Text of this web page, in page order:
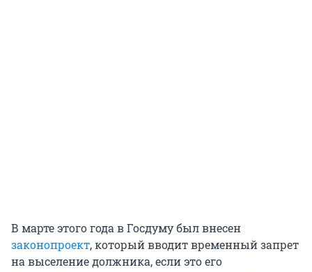
В марте этого года в Госдуму был внесен
законопроект, который вводит временный запрет
на выселение должника, если это его